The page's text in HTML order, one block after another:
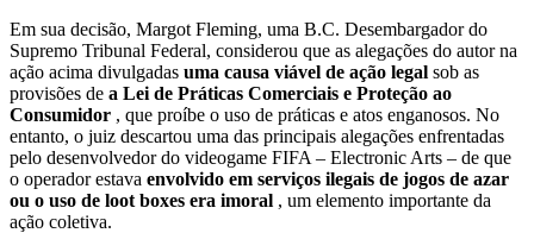
Em sua decisão, Margot Fleming, uma B.C. Desembargador do
Supremo Tribunal Federal, considerou que as alegações do autor na
ação acima divulgadas uma causa viável de ação legal sob as
provisões de a Lei de Práticas Comerciais e Proteção ao
Consumidor , que proíbe o uso de práticas e atos enganosos. No
entanto, o juiz descartou uma das principais alegações enfrentadas
pelo desenvolvedor do videogame FIFA – Electronic Arts – de que
o operador estava envolvido em serviços ilegais de jogos de azar
ou o uso de loot boxes era imoral , um elemento importante da
ação coletiva.